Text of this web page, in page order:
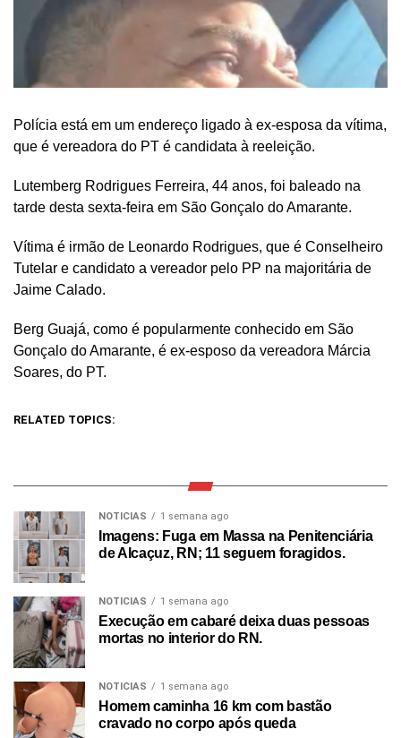
Polícia está em um endereço ligado à ex-esposa da vítima,
que é vereadora do PT é candidata à reeleição.
Lutemberg Rodrigues Ferreira, 44 anos, foi baleado na
tarde desta sexta-feira em São Gonçalo do Amarante.
Vítima é irmão de Leonardo Rodrigues, que é Conselheiro
Tutelar e candidato a vereador pelo PP na majoritária de
Jaime Calado.
Berg Guajá, como é popularmente conhecido em São
Gonçalo do Amarante, é ex-esposo da vereadora Márcia
Soares, do PT.
RELATED TOPICS:
NOTICIAS 1 semana ago
Imagens: Fuga em Massa na Penitenciária
de Alcaçuz, RN; 11 seguem foragidos.
NOTICIAS 1 semana ago
Execução em cabaré deixa duas pessoas
mortas no interior do RN.
NOTICIAS 1 semana ago
Homem caminha 16 km com bastão
cravado no corpo após queda